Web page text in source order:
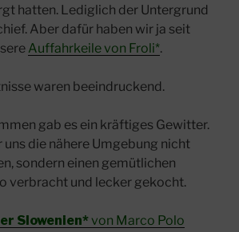
hatten. Lediglich der Untergrund
Aber dafür haben wir ja seit
Auffahrkeile von Froli*.
waren beeindruckend.
gab es ein kräftiges Gewitter.
uns die nähere Umgebung nicht
sondern einen gemütlichen
verbracht und lecker gekocht.
Slowenien* von Marco Polo